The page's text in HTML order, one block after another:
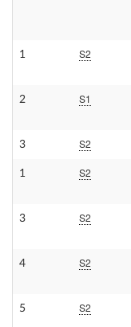
1 S2
2 S1
3 S2
1 S2
3 S2
4 S2
5 S2